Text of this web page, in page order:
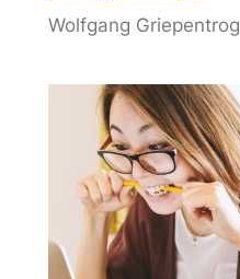
Wolfgang Griepentrog